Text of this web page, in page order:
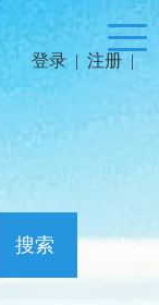
登录 | 注册 |
搜索